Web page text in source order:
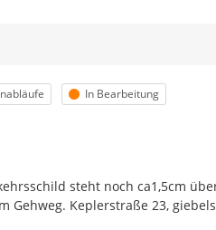
Status
In Bearbeitung
steht noch ca1,5cm
Gehweg. Keplerstraße 23,